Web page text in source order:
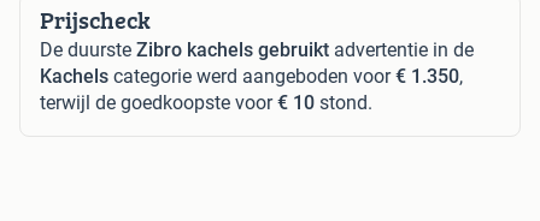
Prijscheck
De duurste Zibro kachels gebruikt advertentie in de
Kachels categorie werd aangeboden voor€ 1.350,
terwijl de goedkoopste voor€ 10 stond.